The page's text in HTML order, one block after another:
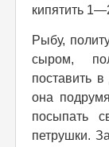
кипятить
Рыбу,
сыром,
поставить
она
посыпать
петрушки.